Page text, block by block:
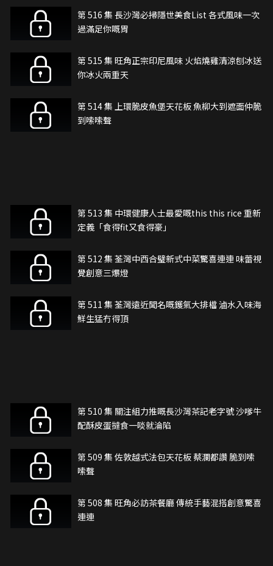
第 516 集 長沙灣必掃隱世美食List 各式風味一次
過滿足你嘅胃
第 515 集 旺角正宗印尼風味 火焰燒雞清涼刨冰送
你冰火兩重天
第 514 集 上環脆皮魚堡天花板 魚柳大到遮面仲脆
到嗦嗦聲
第 513 集 中環健康人士最愛嘅this this rice 重新
定義「食得fit又食得豪」
第 512 集 荃灣中西合璧新式中菜驚喜連連 味蕾視
覺創意三爆燈
第 511 集 荃灣遠近聞名嘅鑊氣大排檔 滷水入味海
鮮生猛冇得頂
第 510 集 關注組力推嘅長沙灣茶記老字號 沙嗲牛
配酥皮蛋撻食一啖就淪陷
第 509 集 佐敦越式法包天花板 蔡瀾都讚 脆到嗦
嗦聲
第 508 集 旺角必訪茶餐廳 傳統手藝混搭創意驚喜
連連